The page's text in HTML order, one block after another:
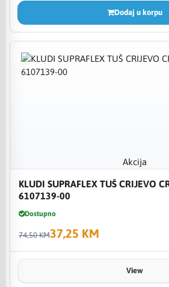
Dodaj u korpu
Akcija
KLUDI SUPRAFLEX TUŠ CRIJEVO
6107139-00
Dostupno
74,50 KM37,25 KM
View